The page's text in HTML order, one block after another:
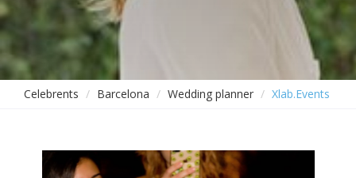
Celebrents Barcelona Wedding planner Xlab.Events